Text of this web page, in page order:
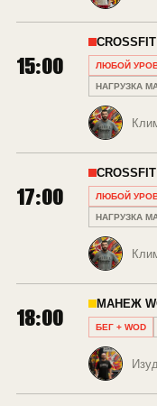
15:00
CROSSFIT
ЛЮБОЙ
НАГРУЗКА
17:00
CROSSFIT
ЛЮБОЙ
НАГРУЗКА
18:00 МАНЕЖ
БЕГ + WOD